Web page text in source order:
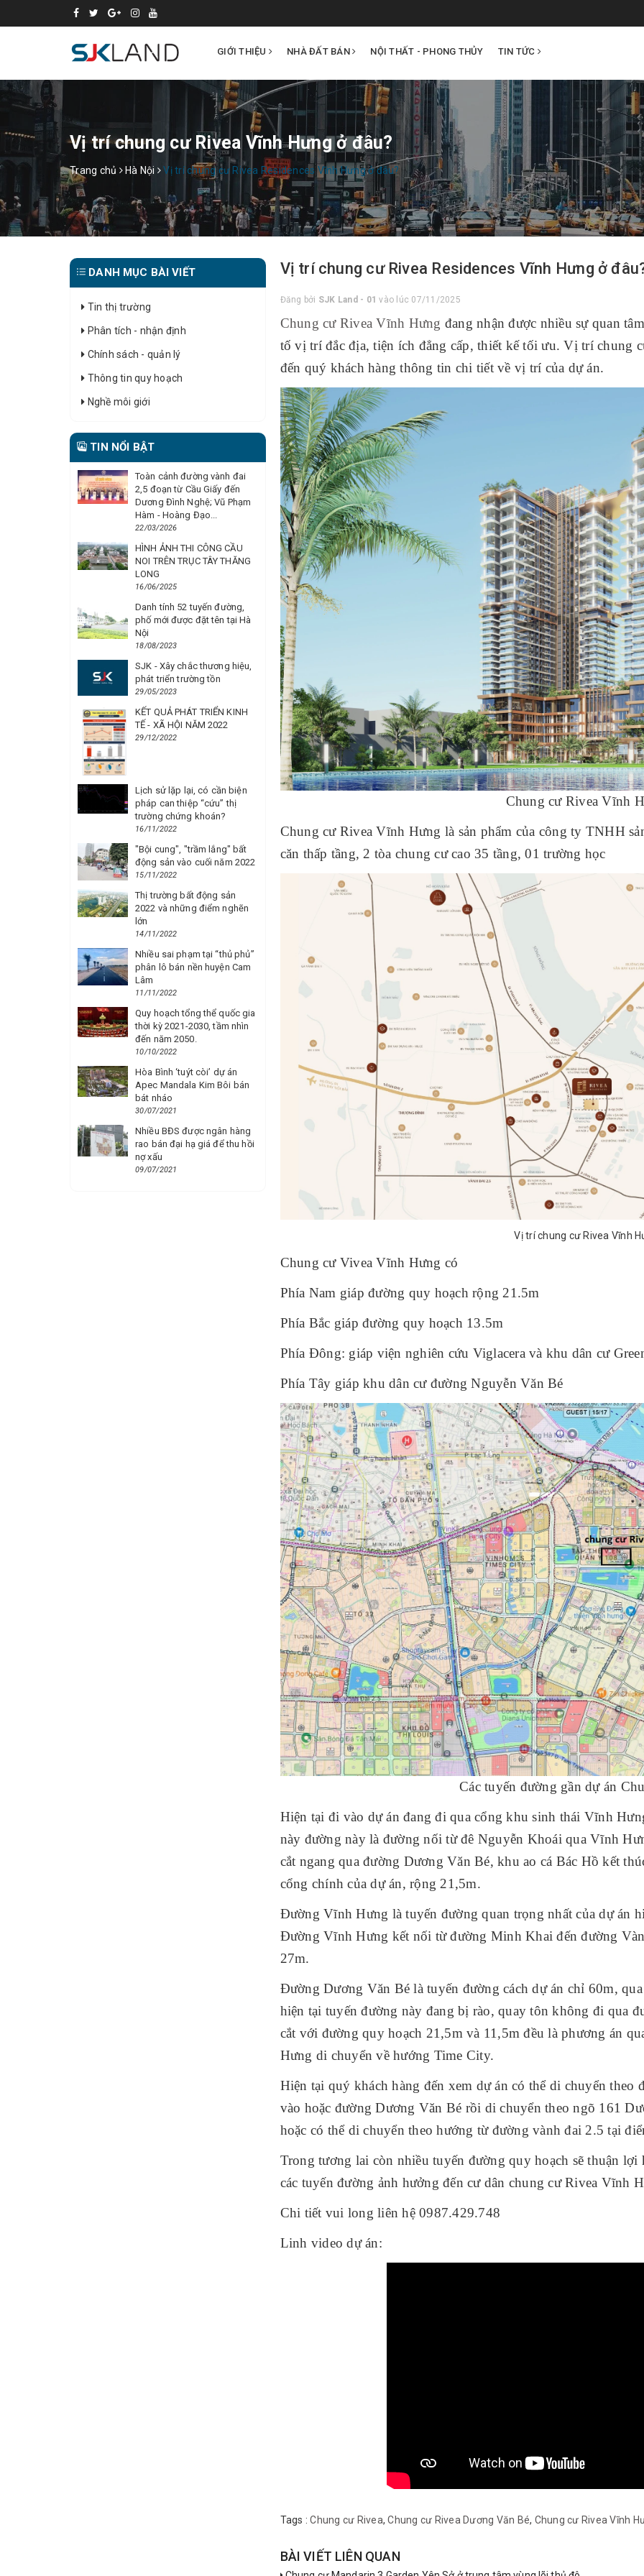
GIỚI THIỆU NHÀ ĐẤT BÁN NỘI THẤT - PHONG THỦY TIN TỨC
Vị trí chung cư Rivea Vĩnh Hưng ở đâu?
Trang chủ Hà Nội Vị trí chung cư Rivea Residences Vĩnh Hưng ở đâu?
Vị trí chung cư Rivea Residences Vĩnh Hưng ở
Đăng bởi SJK Land - 01 vào lúc 07/11/2025
Chung cư Rivea Vĩnh Hưng đang nhận được nhiều sự quan
tố vị trí đắc địa, tiện ích đẳng cấp, thiết kế tối ưu. Vị trí chung
đến quý khách hàng thông tin chi tiết về vị trí của dự án.
Chung cư Rivea Vĩnh
Chung cư Rivea Vĩnh Hưng là sản phẩm của công ty TNHH
căn thấp tầng, 2 tòa chung cư cao 35 tầng, 01 trường học
Vị trí chung cư Rivea Vĩnh
Chung cư Vivea Vĩnh Hưng có
Phía Nam giáp đường quy hoạch rộng 21.5m
Phía Bắc giáp đường quy hoạch 13.5m
Phía Đông: giáp viện nghiên cứu Viglacera và khu dân cư
Phía Tây giáp khu dân cư đường Nguyễn Văn Bé
Các tuyến đường gần dự án
Hiện tại đi vào dự án đang đi qua cổng khu sinh thái Vĩnh
này đường này là đường nối từ đê Nguyễn Khoái qua Vĩnh
cắt ngang qua đường Dương Văn Bé, khu ao cá Bác Hồ kết
cổng chính của dự án, rộng 21,5m.
Đường Vĩnh Hưng là tuyến đường quan trọng nhất của dự án
Đường Vĩnh Hưng kết nối từ đường Minh Khai đến đường
27m.
Đường Dương Văn Bé là tuyến đường cách dự án chỉ 60m,
hiện tại tuyến đường này đang bị rào, quay tôn không đi qua
cắt với đường quy hoạch 21,5m và 11,5m đều là phương án
Hưng di chuyển về hướng Time City.
Hiện tại quý khách hàng đến xem dự án có thể di chuyển
vào hoặc đường Dương Văn Bé rồi di chuyển theo ngõ 161
hoặc có thể di chuyển theo hướng từ đường vành đai 2.5 tại
Trong tương lai còn nhiều tuyến đường quy hoạch sẽ thuận
các tuyến đường ảnh hưởng đến cư dân chung cư Rivea Vĩnh
Chi tiết vui long liên hệ 0987.429.748
Linh video dự án:
Tags :Chung cư Rivea,Chung cư Rivea Dương Văn Bé, Chung cư Rivea Vĩnh
BÀI VIẾT LIÊN QUAN
DANH MỤC BÀI VIẾT
Tin thị trường
Phân tích - nhận định
Chính sách - quản lý
Thông tin quy hoạch
Nghề môi giới
TIN NỔI BẬT
Toàn cảnh đường vành đai
2,5 đoạn từ Cầu Giấy đến
Dương Đình Nghệ; Vũ Phạm
Hàm - Hoàng Đạo...
22/03/2026
HÌNH ẢNH THI CÔNG CẦU
NOI TRÊN TRỤC TÂY THĂNG
LONG
16/06/2025
Danh tính 52 tuyến đường,
phố mới được đặt tên tại Hà
Nội
18/08/2023
SJK - Xây chắc thương hiệu,
phát triển trường tồn
29/05/2023
KẾT QUẢ PHÁT TRIỂN KINH
TẾ - XÃ HỘI NĂM 2022
29/12/2022
Lịch sử lặp lại, có cần biện
pháp can thiệp “cứu” thị
trường chứng khoán?
16/11/2022
"Bội cung", "trầm lắng" bất
động sản vào cuối năm 2022
15/11/2022
Thị trường bất động sản
2022 và những điểm nghẽn
lớn
14/11/2022
Nhiều sai phạm tại “thủ phủ”
phân lô bán nền huyện Cam
Lâm
11/11/2022
Quy hoạch tổng thể quốc gia
thời kỳ 2021-2030, tầm nhìn
đến năm 2050.
10/10/2022
Hòa Bình ‘tuýt còi’ dự án
Apec Mandala Kim Bôi bán
bát nháo
30/07/2021
Nhiều BĐS được ngân hàng
rao bán đại hạ giá để thu hồi
nợ xấu
09/07/2021